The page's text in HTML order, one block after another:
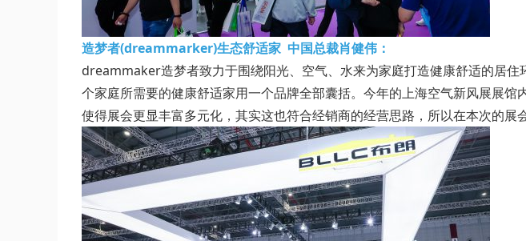
造梦者(dreammarker)生态舒适家 中国总裁肖健伟：
dreammaker造梦者致力于围绕阳光、空气、水来为家庭打造健康舒适的居
个家庭所需要的健康舒适家用一个品牌全部囊括。今年的上海空气新风展展
使得展会更显丰富多元化，其实这也符合经销商的经营思路，所以在本次的展